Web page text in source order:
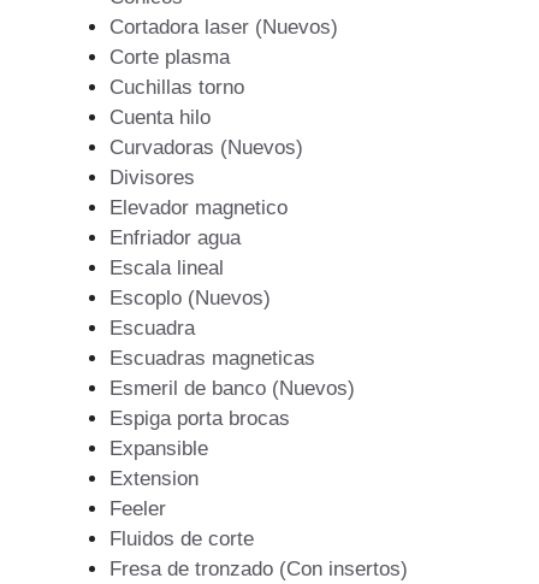
Cortadora laser (Nuevos)
Corte plasma
Cuchillas torno
Cuenta hilo
Curvadoras (Nuevos)
Divisores
Elevador magnetico
Enfriador agua
Escala lineal
Escoplo (Nuevos)
Escuadra
Escuadras magneticas
Esmeril de banco (Nuevos)
Espiga porta brocas
Expansible
Extension
Feeler
Fluidos de corte
Fresa de tronzado (Con insertos)